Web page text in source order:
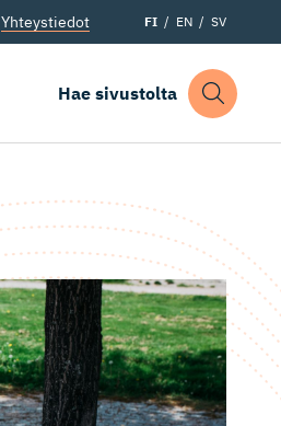
Yhteystiedot FI EN SV
Hae sivustolta